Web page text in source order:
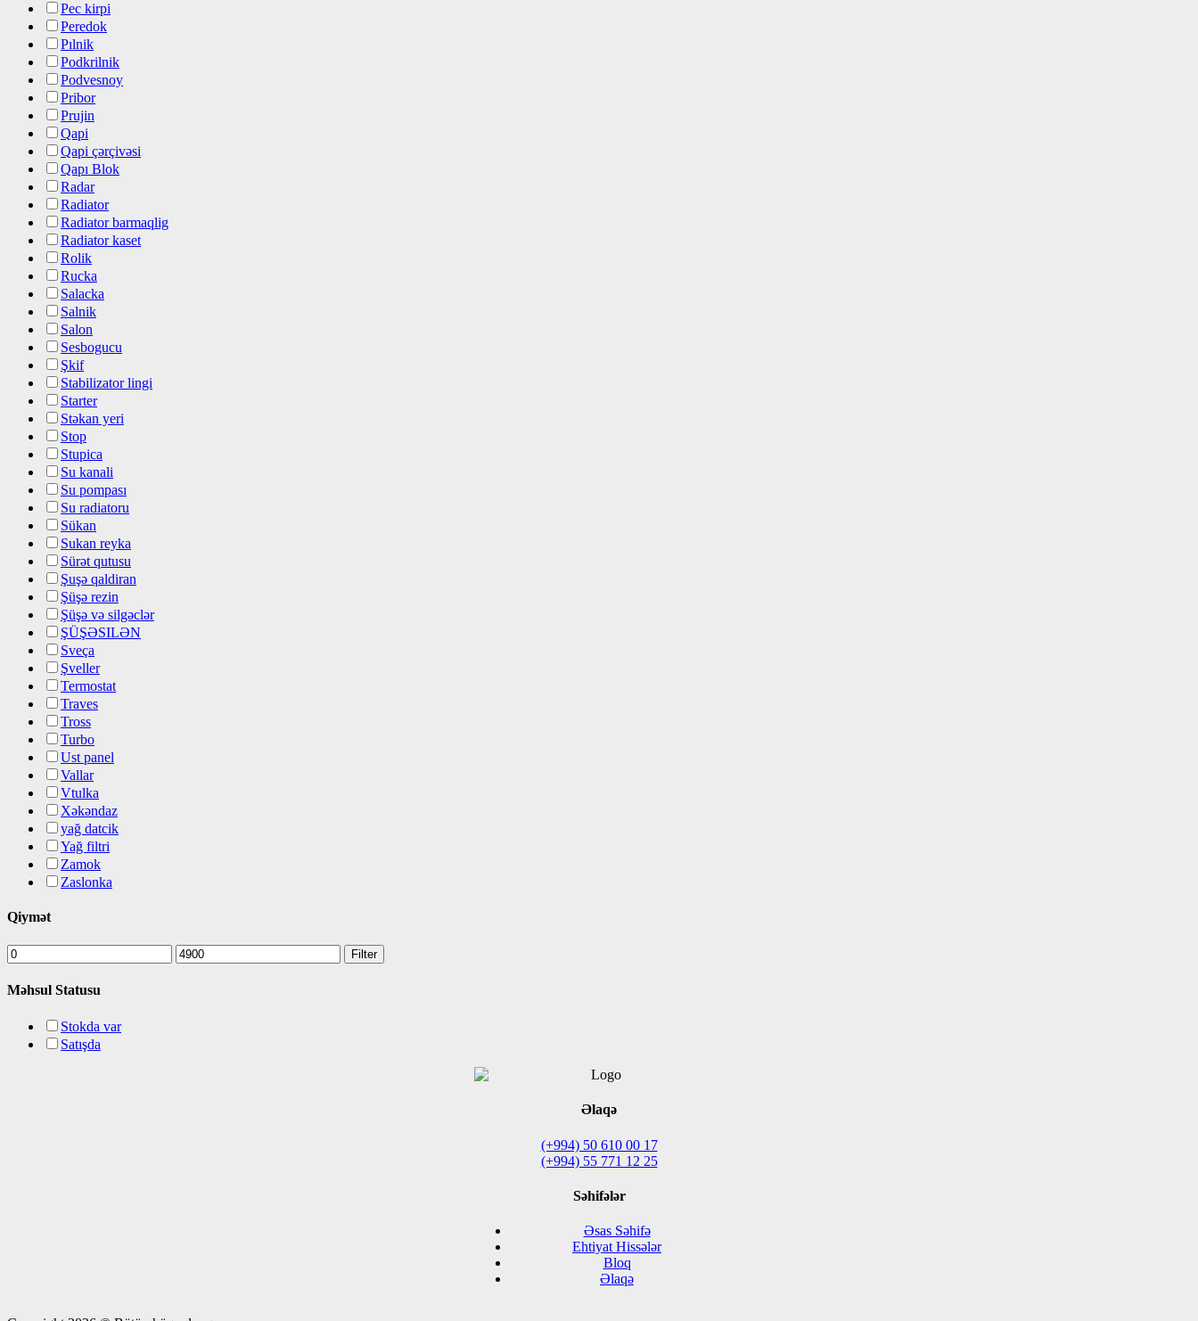
Pec kirpi
Peredok
Pılnik
Podkrilnik
Podvesnoy
Pribor
Prujin
Qapi
Qapi çərçivəsi
Qapı Blok
Radar
Radiator
Radiator barmaqlig
Radiator kaset
Rolik
Rucka
Salacka
Salnik
Salon
Sesbogucu
Şkif
Stabilizator lingi
Starter
Stəkan yeri
Stop
Stupica
Su kanali
Su pompası
Su radiatoru
Sükan
Sukan reyka
Sürət qutusu
Şuşə qaldiran
Şüşə rezin
Şüşə və silgəclər
ŞÜŞƏSILƏN
Sveça
Şveller
Termostat
Traves
Tross
Turbo
Ust panel
Vallar
Vtulka
Xəkəndaz
yağ datcik
Yağ filtri
Zamok
Zaslonka
Qiymət
Min
price
Max
price
Filter
Məhsul Statusu
Stokda var
Satışda
Əlaqə
(+994) 50 610 00 17
(+994) 55 771 12 25
Səhifələr
Əsas Səhifə
Ehtiyat Hissələr
Bloq
Əlaqə